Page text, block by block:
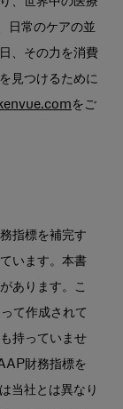
日常のケアの並
、その力を消費
見つけるために
をご
指標を補完す
います。本書
あります。こ
て作成されて
持っていませ
財務指標を
当社とは異なり